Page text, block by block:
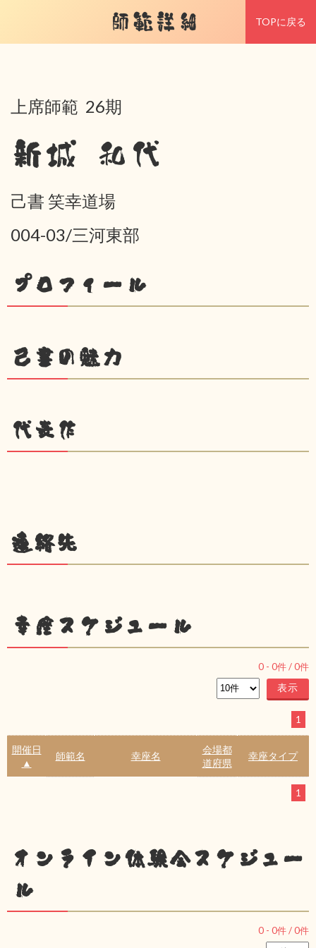
師範詳細 TOPに戻る
上席師範 26期
新城 和代
己書 笑幸道場
004-03/三河東部
プロフィール
己書の魅力
代表作
連絡先
幸座スケジュール
0 - 0件 /0件
1
開催日
▲
師範名 幸座名
会場都
道府県
幸座タイプ
1
オンライン体験会スケジュー
ル
0 - 0件 /0件